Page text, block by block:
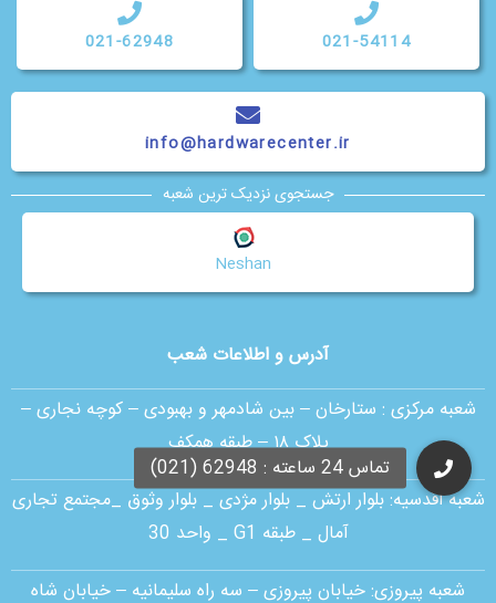
آدرس و اطلاعات شعب
شعبه مرکزی : ستارخان – بین شادمهر و بهبودی – کوچه نجاری –
پلاک ۱۸ – طبقه همکف
شعبه اقدسیه:بلوار ارتش _ بلوار مژدی _ بلوار وثوق _مجتمع تجاری
آمال _ طبقه G1 _ واحد 30
شعبه پیروزی: خیابان پیروزی – سه راه سلیمانیه – خیابان شاه
021-54114
021-62948
info@hardwarecenter.ir
جستجوی نزدیک ترین شعبه
Neshan